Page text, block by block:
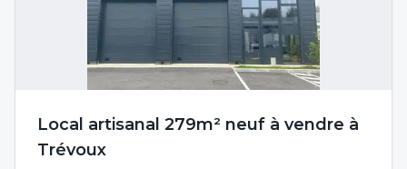
Local artisanal 279m² neuf à vendre à
Trévoux